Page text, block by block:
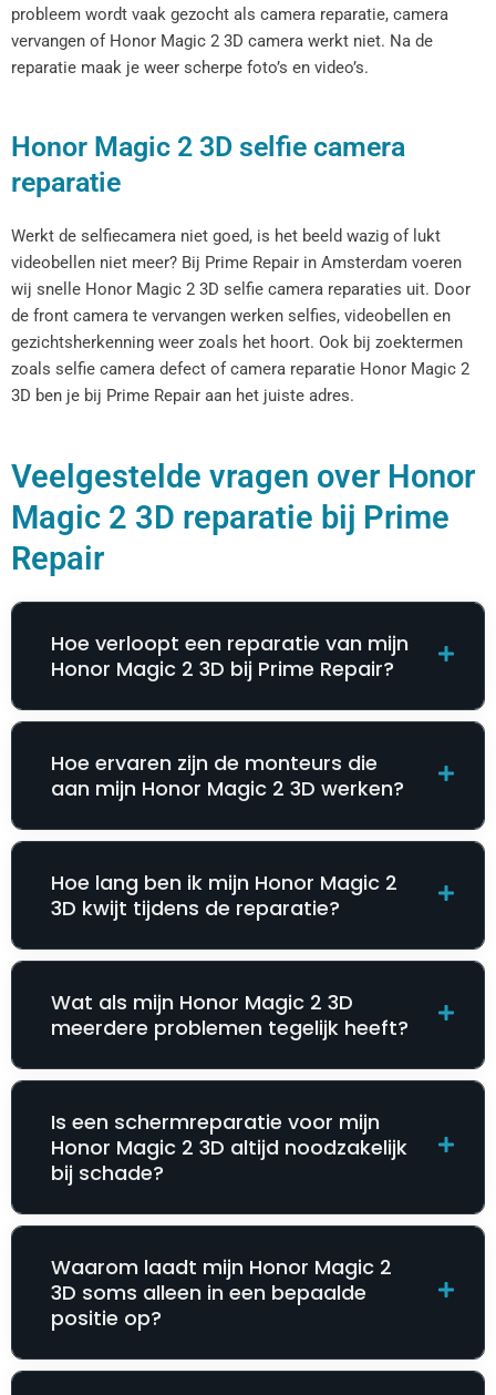
probleem wordt vaak gezocht als camera reparatie, camera
vervangen of Honor Magic 2 3D camera werkt niet. Na de
reparatie maak je weer scherpe foto’s en video’s.
Honor Magic 2 3D selfie camera
reparatie
Werkt de selfiecamera niet goed, is het beeld wazig of lukt
videobellen niet meer? Bij Prime Repair in Amsterdam voeren
wij snelle Honor Magic 2 3D selfie camera reparaties uit. Door
de front camera te vervangen werken selfies, videobellen en
gezichtsherkenning weer zoals het hoort. Ook bij zoektermen
zoals selfie camera defect of camera reparatie Honor Magic 2
3D ben je bij Prime Repair aan het juiste adres.
Veelgestelde vragen over Honor
Magic 2 3D reparatie bij Prime
Repair
Hoe verloopt een reparatie van mijn
Honor Magic 2 3D bij Prime Repair?
Hoe ervaren zijn de monteurs die
aan mijn Honor Magic 2 3D werken?
Hoe lang ben ik mijn Honor Magic 2
3D kwijt tijdens de reparatie?
Wat als mijn Honor Magic 2 3D
meerdere problemen tegelijk heeft?
Is een schermreparatie voor mijn
Honor Magic 2 3D altijd noodzakelijk
bij schade?
Waarom laadt mijn Honor Magic 2
3D soms alleen in een bepaalde
positie op?